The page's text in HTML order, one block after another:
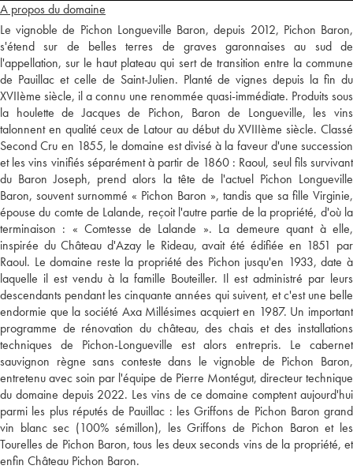
A propos du domaine
Le vignoble de Pichon Longueville Baron, depuis 2012, Pichon Baron,
s'étend sur de belles terres de graves garonnaises au sud de
l'appellation, sur le haut plateau qui sert de transition entre la commune
de Pauillac et celle de Saint-Julien. Planté de vignes depuis la fin du
XVIIème siècle, il a connu une renommée quasi-immédiate. Produits sous
la houlette de Jacques de Pichon, Baron de Longueville, les vins
talonnent en qualité ceux de Latour au début du XVIIIème siècle. Classé
Second Cru en 1855, le domaine est divisé à la faveur d'une succession
et les vins vinifiés séparément à partir de 1860 : Raoul, seul fils survivant
du Baron Joseph, prend alors la tête de l'actuel Pichon Longueville
Baron, souvent surnommé « Pichon Baron », tandis que sa fille Virginie,
épouse du comte de Lalande, reçoit l'autre partie de la propriété, d'où la
terminaison : « Comtesse de Lalande ». La demeure quant à elle,
inspirée du Château d'Azay le Rideau, avait été édifiée en 1851 par
Raoul. Le domaine reste la propriété des Pichon jusqu'en 1933, date à
laquelle il est vendu à la famille Bouteiller. Il est administré par leurs
descendants pendant les cinquante années qui suivent, et c'est une belle
endormie que la société Axa Millésimes acquiert en 1987. Un important
programme de rénovation du château, des chais et des installations
techniques de Pichon-Longueville est alors entrepris. Le cabernet
sauvignon règne sans conteste dans le vignoble de Pichon Baron,
entretenu avec soin par l'équipe de Pierre Montégut, directeur technique
du domaine depuis 2022. Les vins de ce domaine comptent aujourd'hui
parmi les plus réputés de Pauillac : les Griffons de Pichon Baron grand
vin blanc sec (100% sémillon), les Griffons de Pichon Baron et les
Tourelles de Pichon Baron, tous les deux seconds vins de la propriété, et
enfin Château Pichon Baron.